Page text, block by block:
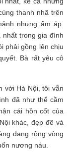
thanh nhã trên
nhưng ấm áp.
trong gia đình
phải gồng lên chịu
Bà rất yêu cô
với Hà Nội, tôi vẫn
đã như thể cầm
cái hồn cốt của
khác, đẹp đẽ và
dang rộng vòng
nương náu.